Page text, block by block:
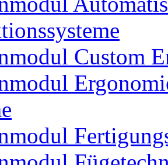
Custom